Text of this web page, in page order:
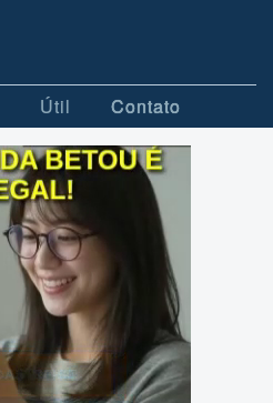
Útil Contato